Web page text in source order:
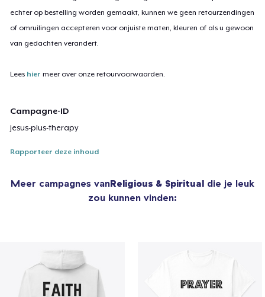
echter op bestelling worden gemaakt, kunnen we geen retourzendingen
of omruilingen accepteren voor onjuiste maten, kleuren of als u gewoon
van gedachten verandert.
Lees hier meer over onze retourvoorwaarden.
Campagne-ID
jesus-plus-therapy
Rapporteer deze inhoud
Meer campagnes vanReligious & Spiritual die je leuk
zou kunnen vinden: